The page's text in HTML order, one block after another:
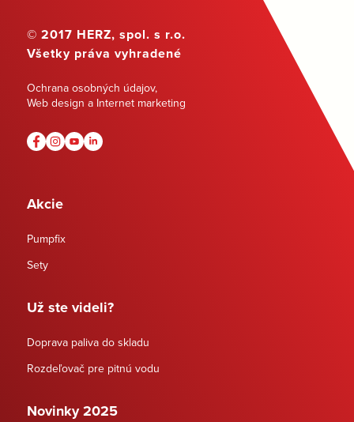
© 2017 HERZ, spol. s r.o.
Všetky práva vyhradené
Ochrana osobných údajov,
Web design a Internet marketing
Akcie
Pumpfix
Sety
Už ste videli?
Doprava paliva do skladu
Rozdeľovač pre pitnú vodu
Novinky 2025